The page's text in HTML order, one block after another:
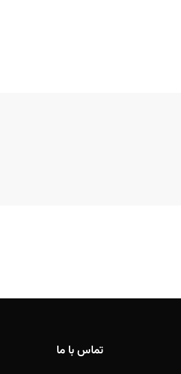
تماس با ما